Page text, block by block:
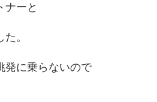
ナーと
。
発に乗らないので